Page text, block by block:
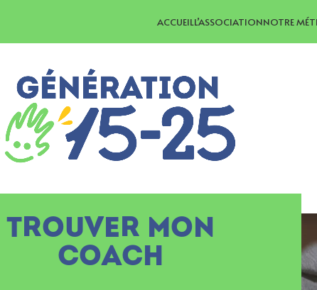
ACCUEILL’ASSOCIATIONNOTRE
TROUVER MON
COACH